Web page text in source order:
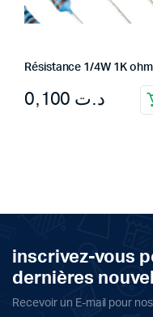
Résistance 1/4W 1K ohm
د.ت
inscrivez-vous
dernières
Recevoir un E-mail pour